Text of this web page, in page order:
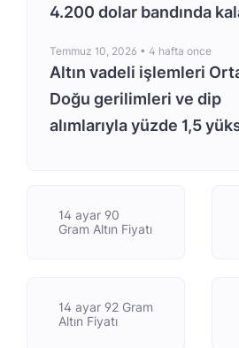
4.200 dolar bandında
Temmuz 10, 2026 • 4 hafta once
Altın vadeli işlemleri
Doğu gerilimleri ve dip
alımlarıyla yüzde 1,5
14 ayar 90
Gram Altın Fiyatı
14 ayar 92 Gram
Altın Fiyatı